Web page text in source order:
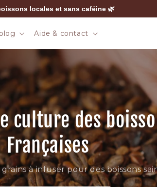
La Chicorée Latte à découvrir chez
Aide & contact
culture des
Françaises
à infuser pour des boissons